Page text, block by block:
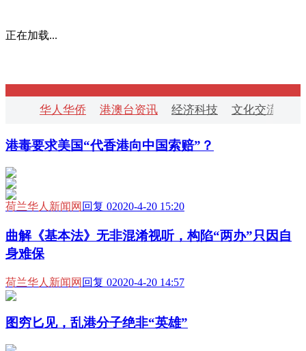
正在加载...
华人华侨 港澳台资讯 经济科技 文化交流
港毒要求美国“代香港向中国索赔”？
荷兰华人新闻网 回复 02020-4-20 15:20
曲解《基本法》无非混淆视听，构陷“两办”只因自
身难保
荷兰华人新闻网 回复 02020-4-20 14:57
图穷匕见，乱港分子绝非“英雄”